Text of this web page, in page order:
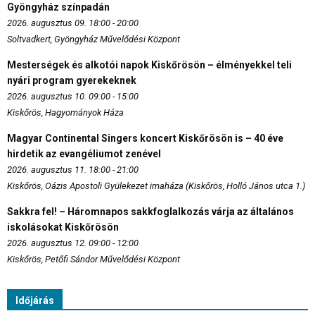
Gyöngyház színpadán
2026. augusztus 09. 18:00 - 20:00
Soltvadkert, Gyöngyház Művelődési Központ
Mesterségek és alkotói napok Kiskőrösön – élményekkel teli
nyári program gyerekeknek
2026. augusztus 10. 09:00 - 15:00
Kiskőrös, Hagyományok Háza
Magyar Continental Singers koncert Kiskőrösön is – 40 éve
hirdetik az evangéliumot zenével
2026. augusztus 11. 18:00 - 21:00
Kiskőrös, Oázis Apostoli Gyülekezet imaháza (Kiskőrös, Holló János utca 1.)
Sakkra fel! – Háromnapos sakkfoglalkozás várja az általános
iskolásokat Kiskőrösön
2026. augusztus 12. 09:00 - 12:00
Kiskőrös, Petőfi Sándor Művelődési Központ
Időjárás